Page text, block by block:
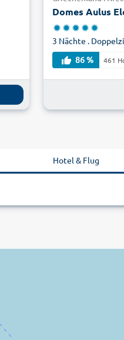
Domes Aulus
3 Nächte .
86 %
461
Hotel & Flug